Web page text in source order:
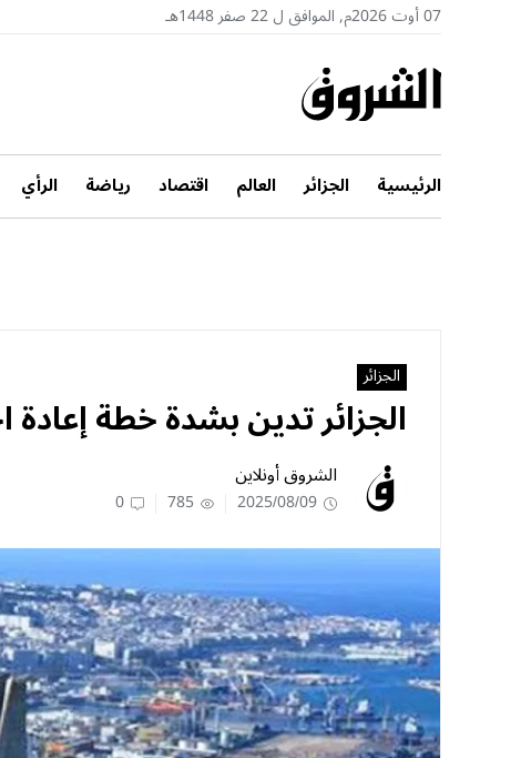
07 أوت 2026م, الموافق ل 22 صفر 1448هـ
الرئيسية الجزائر العالم اقتصاد رياضة الرأي
الجزائر
الجزائر تدين بشدة خطة
الشروق أونلاين
2025/08/09
785
0